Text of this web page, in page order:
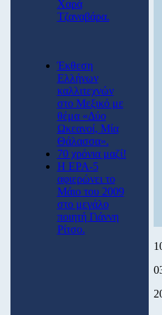
Χαρά
Τζαναβάρα.
Έκθεση
Ελλήνων
καλλιτεχνών
στο Μεξικό με
θέμα «Δύο
Ωκεανοί, Μία
Θάλασσα».
70 χρόνια μαζί!
Η ΕΡΑ-5
αφιερώνει το
Μάιο του 2009
στο μεγάλο
ποιητή Γιάννη
Ρίτσο.